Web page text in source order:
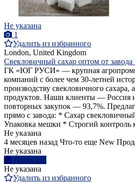
Не указана
1
Удалить из избранного
London, United Kingdom
Свекловичный сахар оптом от
ГК «ЮГ РУСИ» — крупная
компаний с более чем 30-летней
производству свекловичного сахара,
продуктов. Наши клиенты — Россия
повторных закупок — 93,7%.
прямо с завода: * Сахар
Упаковка мешки * Строгий контроль
Не указана
4 месяцев назад Что-то еще New
Не указана
Написать
Не указана
Удалить из избранного